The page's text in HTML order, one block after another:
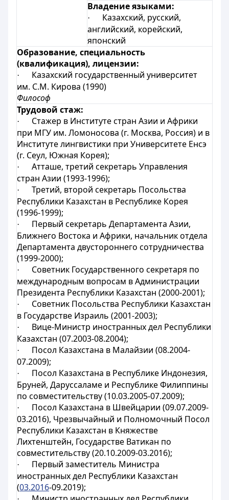
Владение языками:
·
Казахский, русский,
английский, корейский,
японский
Образование, специальность
(квалификация), лицензии:
·
Казахский государственный университет
им. С.М. Кирова (1990)
Философ
Трудовой стаж:
·
Стажер в Институте стран Азии и Африки
при МГУ им. Ломоносова (г. Москва, Россия) и в
Институте лингвистики при Университете Енсэ
(г. Сеул, Южная Корея);
·
Атташе, третий секретарь Управления
стран Азии (1993-1996);
·
Третий, второй секретарь Посольства
Республики Казахстан в Республике Корея
(1996-1999);
·
Первый секретарь Департамента Азии,
Ближнего Востока и Африки, начальник отдела
Департамента двустороннего сотрудничества
(1999-2000);
·
Советник Государственного секретаря по
международным вопросам в Администрации
Президента Республики Казахстан (2000-2001);
·
Советник Посольства Республики Казахстан
в Государстве Израиль (2001-2003);
·
Вице-Министр иностранных дел Республики
Казахстан (07.2003-08.2004);
·
Посол Казахстана в Малайзии (08.2004-
07.2009);
·
Посол Казахстана в Республике Индонезия,
Бруней, Даруссаламе и Республике Филиппины
по совместительству (10.03.2005-07.2009);
·
Посол Казахстана в Швейцарии (09.07.2009-
03.2016), Чрезвычайный и Полномочный Посол
Республики Казахстан в Княжестве
Лихтенштейн, Государстве Ватикан по
совместительству (20.10.2009-03.2016);
·
Первый заместитель Министра
иностранных дел Республики Казахстан
(03.2016-09.2019);